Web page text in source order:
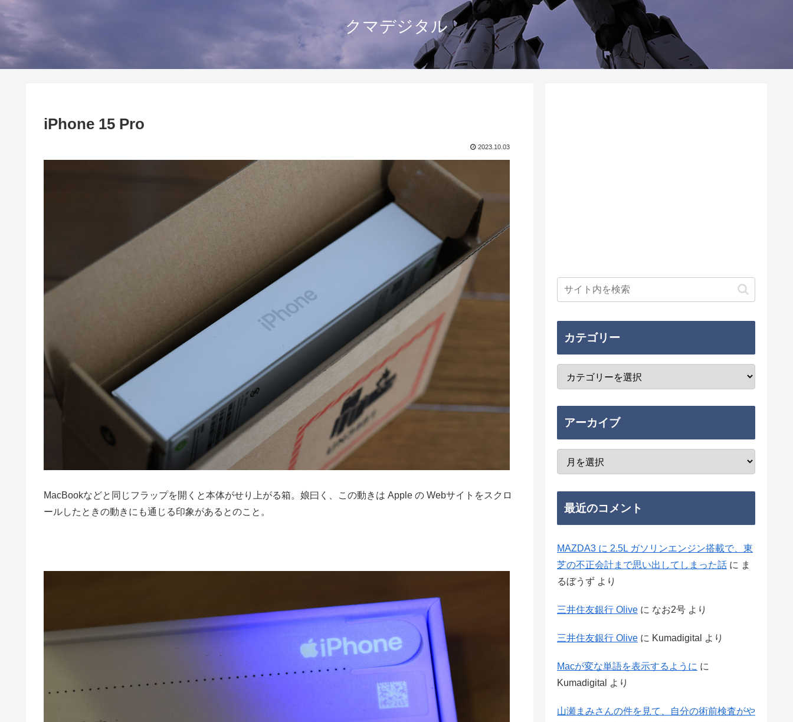
クマデジタル
iPhone 15 Pro
2023.10.03
MacBookなどと同じフラップを開くと本体がせり上がる箱。娘曰く、この動きは Apple の Webサイトをスクロ
ールしたときの動きにも通じる印象があるとのこと。
カテゴリー
アーカイブ
最近のコメント
MAZDA3 に 2.5L ガソリンエンジン搭載で、東
芝の不正会計まで思い出してしまった話 に ま
るぼうず より
三井住友銀行 Olive に なお2号 より
三井住友銀行 Olive に Kumadigital より
Macが変な単語を表示するように に
Kumadigital
より
山瀬まみさんの件を見て、自分の術前検査がや